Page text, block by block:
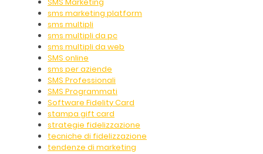
sms marketing platform
sms multipli
sms multipli da pc
sms multipli da web
SMS online
sms per aziende
SMS Professionali
SMS Programmati
Software Fidelity Card
stampa gift card
strategie fidelizzazione
tecniche di fidelizzazione
tendenze di marketing